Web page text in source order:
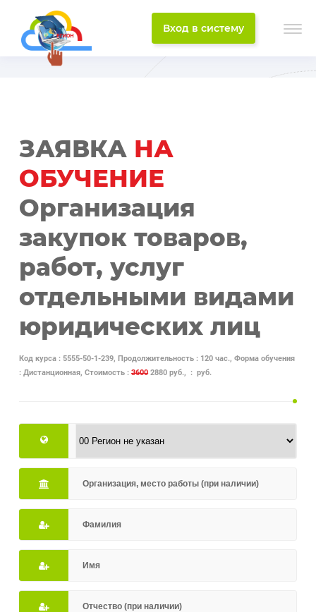
Вход в систему
ЗАЯВКА НА
ОБУЧЕНИЕ
Организация
закупок товаров,
работ, услуг
отдельными видами
юридических лиц
Код курса : 5555-50-1-239, Продолжительность : 120 час., Форма обучения
: Дистанционная, Стоимость :36002880 руб., : руб.